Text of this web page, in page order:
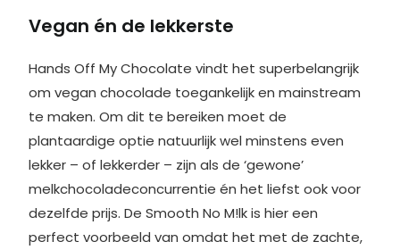
Vegan én de lekkerste
Hands Off My Chocolate vindt het superbelangrijk
om vegan chocolade toegankelijk en mainstream
te maken. Om dit te bereiken moet de
plantaardige optie natuurlijk wel minstens even
lekker – of lekkerder – zijn als de ‘gewone’
melkchocoladeconcurrentie én het liefst ook voor
dezelfde prijs. De Smooth No M!lk is hier een
perfect voorbeeld van omdat het met de zachte,